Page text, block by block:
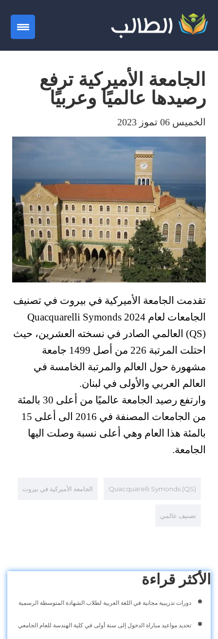
الجامعة الأميركية ترفع
رصيدها عالميًا وعربيًا
الخميس 06 تموز 2023
تقدمت الجامعة الأميركية في بيروت في تصنيف
الجامعات لعام 2024 Quacquarelli Symonds
(QS) العالمي الصادر في نسخته العشرين، حيث
احتلت المرتبة 226 من أصل 1499 جامعة
مشهورة حول العالم والمرتبة الخامسة في
العالم العربي والأولى في لبنان.
وارتفع رصيد الجامعة عالميًا من أعلى 30 بالمئة
من الجامعات المصنفة في 2016 الى أعلى 15
بالمئة هذا العام وهي أعلى نسبة وصلت اليها
الجامعة.
Quacquarelli Symonds (QS) الجامعة الأميركية في بيروت
تصنيف عالمي
الأكثر قراءة
دورات تدريبية مجانية في اللغة العربية لطلاب الشهادة المتوسطة الرسمية
تحديد مواعيد مباراة الدخول إلى سنة أولى في كلية الهندسة للعام الجامعي